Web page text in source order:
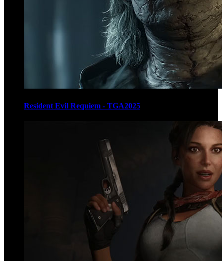
Resident Evil Requiem - TGA2025